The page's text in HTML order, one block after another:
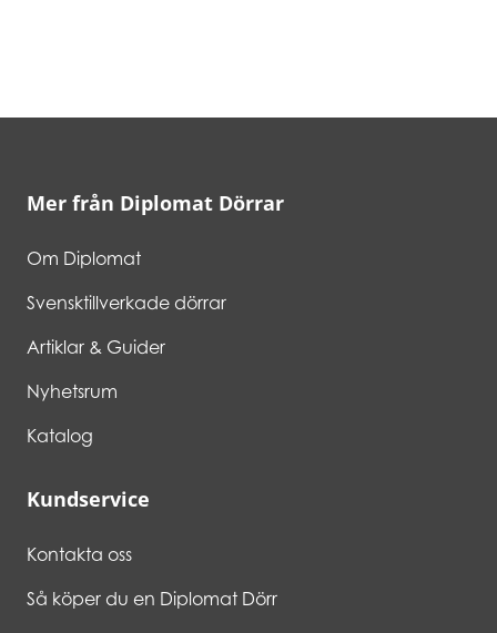
Mer från Diplomat Dörrar
Om Diplomat
Svensktillverkade dörrar
Artiklar & Guider
Nyhetsrum
Katalog
Kundservice
Kontakta oss
Så köper du en Diplomat Dörr